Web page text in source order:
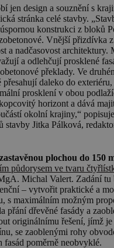
jen design a souznění s
stránka celé stavby.
konstrukci z bloků
Vnější přizdívka
a nadčasovost architektury.
a odlehčují prosklené
překlady. Ve
přesahují daleko do
prosklení v obou
horizont a dává
okolní krajiny,“
stavby Jitka Pálková,
plochou do 150
půdorysem ve tvaru
Michal Valert. Zadání
– vytvořit praktické a
s maximálním možným
přání dřevěné fasády a
originálnímu řešení, jímž je
se zaoblenými rohy
fasád poměrně neobvyklé.